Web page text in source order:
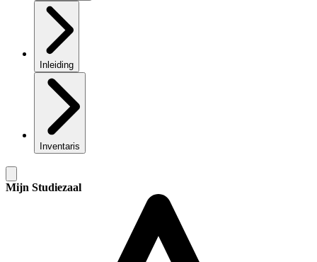
Inleiding
Inventaris
Mijn Studiezaal